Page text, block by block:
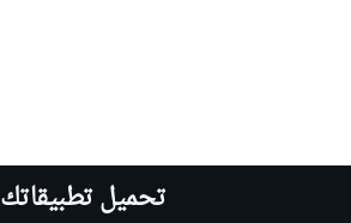
تحميل تطبيقاتك